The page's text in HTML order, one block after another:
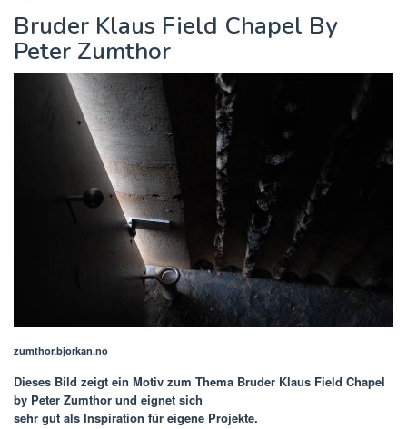
Bruder Klaus Field Chapel By
Peter Zumthor
zumthor.bjorkan.no
Dieses Bild zeigt ein Motiv zum Thema Bruder Klaus Field Chapel
by Peter Zumthor und eignet sich
sehr gut als Inspiration für eigene Projekte.